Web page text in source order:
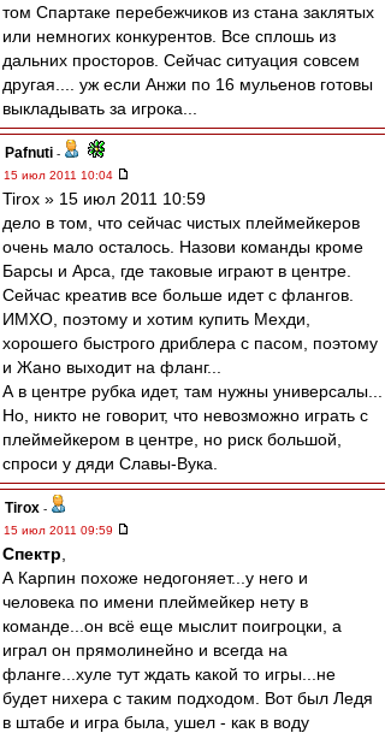
том Спартаке перебежчиков из стана заклятых
или немногих конкурентов. Все сплошь из
дальних просторов. Сейчас ситуация совсем
другая.... уж если Анжи по 16 мульенов готовы
выкладывать за игрока...
Pafnuti -
15 июл 2011 10:04
Tirox » 15 июл 2011 10:59
дело в том, что сейчас чистых плеймейкеров
очень мало осталось. Назови команды кроме
Барсы и Арса, где таковые играют в центре.
Сейчас креатив все больше идет с флангов.
ИМХО, поэтому и хотим купить Мехди,
хорошего быстрого дриблера с пасом, поэтому
и Жано выходит на фланг...
А в центре рубка идет, там нужны универсалы...
Но, никто не говорит, что невозможно играть с
плеймейкером в центре, но риск большой,
спроси у дяди Славы-Вука.
Tirox -
15 июл 2011 09:59
Спектр
А Карпин похоже недогоняет...у него и
человека по имени плеймейкер нету в
команде...он всё еще мыслит поигроцки, а
играл он прямолинейно и всегда на
фланге...хуле тут ждать какой то игры...не
будет нихера с таким подходом. Вот был Ледя
в штабе и игра была, ушел - как в воду